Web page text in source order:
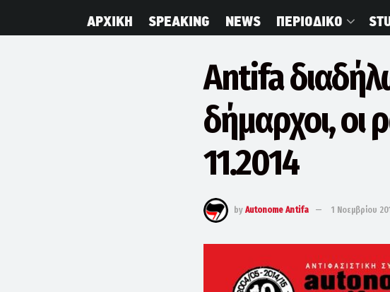
ΑΡΧΙΚΗ SPEAKING NEWS ΠΕΡΙΟΔΙΚΟ
Antifa
δήμαρχοι, οι
11.2014
by Autonome Antifa 1 Νοεμβρίου